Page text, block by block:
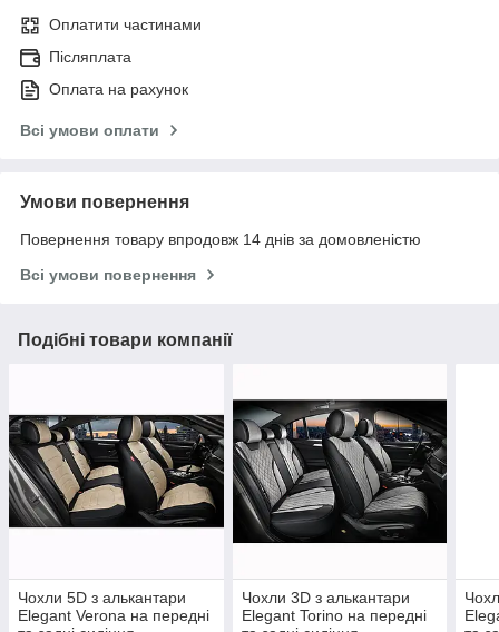
Оплатити частинами
Післяплата
Оплата на рахунок
Всі умови оплати
Умови повернення
Повернення товару впродовж 14 днів за домовленістю
Всі умови повернення
Подібні товари компанії
Чохли 5D з алькантари
Elegant Verona на передні
Чохли 3D з алькантари
Elegant Torino на передні